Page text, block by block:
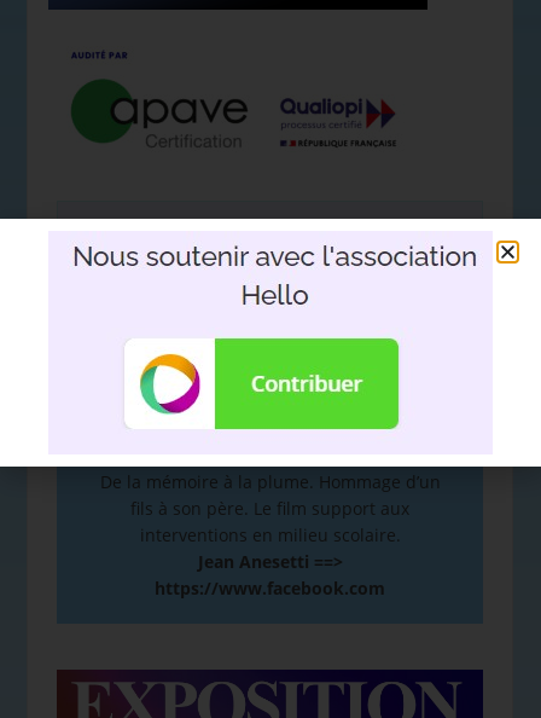
Nous soutenir avec l'association
Hello
De la mémoire à la plume. Hommage d’un
fils à son père. Le film support aux
interventions en milieu scolaire.
Jean Anesetti ==>
https://www.facebook.com